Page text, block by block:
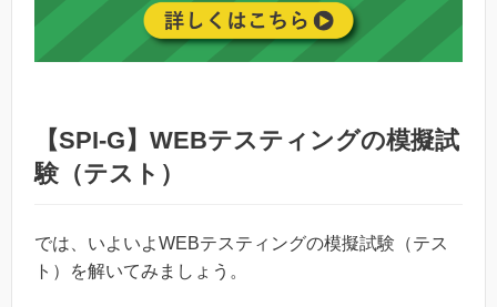
【SPI-G】WEBテスティングの模擬試
験（テスト）
では、いよいよWEBテスティングの模擬試験（テス
ト）を解いてみましょう。